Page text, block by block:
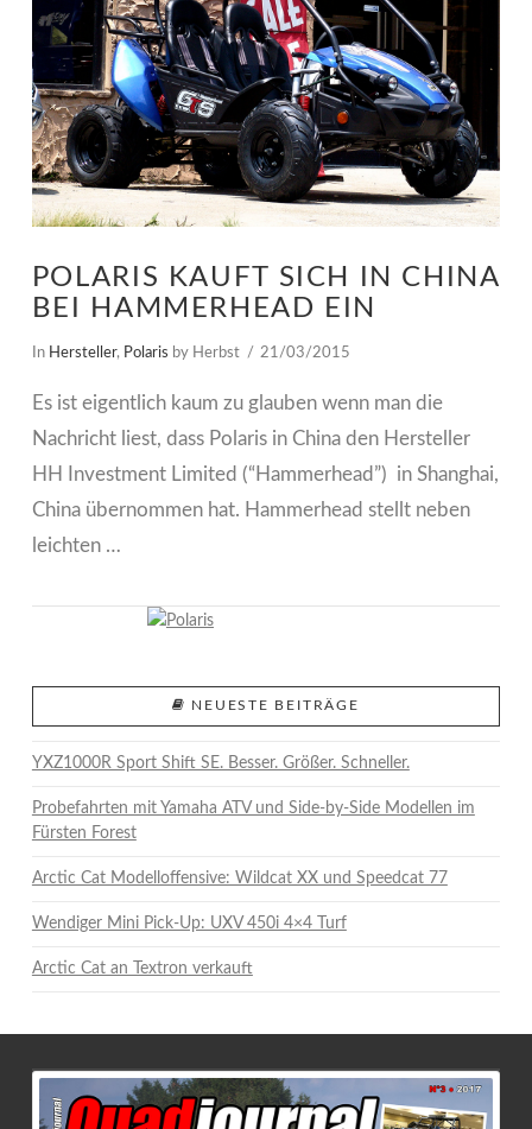
POLARIS KAUFT SICH IN CHINA
BEI HAMMERHEAD EIN
In Hersteller, Polaris by Herbst 21/03/2015
Es ist eigentlich kaum zu glauben wenn man die
Nachricht liest, dass Polaris in China den Hersteller
HH Investment Limited (“Hammerhead”) in Shanghai,
China übernommen hat. Hammerhead stellt neben
leichten …
NEUESTE BEITRÄGE
YXZ1000R Sport Shift SE. Besser. Größer. Schneller.
Probefahrten mit Yamaha ATV und Side-by-Side Modellen im
Fürsten Forest
Arctic Cat Modelloffensive: Wildcat XX und Speedcat 77
Wendiger Mini Pick-Up: UXV 450i 4×4 Turf
Arctic Cat an Textron verkauft